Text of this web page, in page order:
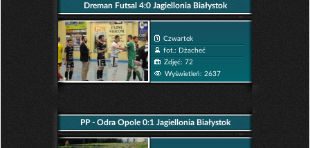
Dreman Futsal 4:0 Jagiellonia Białystok
Czwartek
fot.: Dżacheć
Zdjęć: 72
Wyświetleń: 2637
PP - Odra Opole 0:1 Jagiellonia Białystok